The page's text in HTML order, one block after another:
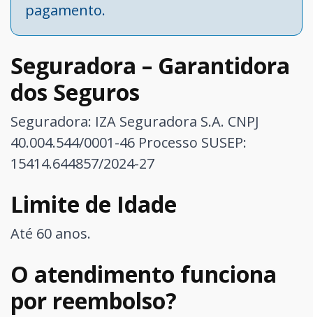
pagamento.
Seguradora – Garantidora
dos Seguros
Seguradora: IZA Seguradora S.A. CNPJ
40.004.544/0001-46 Processo SUSEP:
15414.644857/2024-27
Limite de Idade
Até 60 anos.
O atendimento funciona
por reembolso?